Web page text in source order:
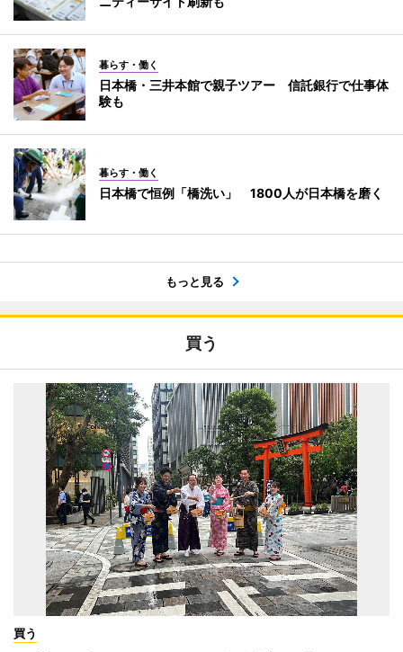
暮らす・働く
日本橋・三井本館で親子ツアー 信託銀行で仕事体
験も
暮らす・働く
日本橋で恒例「橋洗い」 1800人が日本橋を磨く
もっと見る
買う
買う